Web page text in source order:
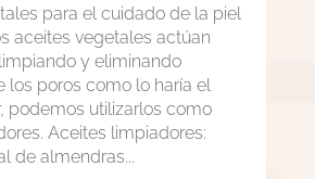
para el cuidado de la piel
aceites vegetales actúan
y eliminando
los poros como lo haría el
podemos utilizarlos como
Aceites limpiadores:
de almendras...